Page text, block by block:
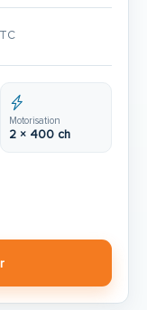
Motorisation
2 × 400 ch